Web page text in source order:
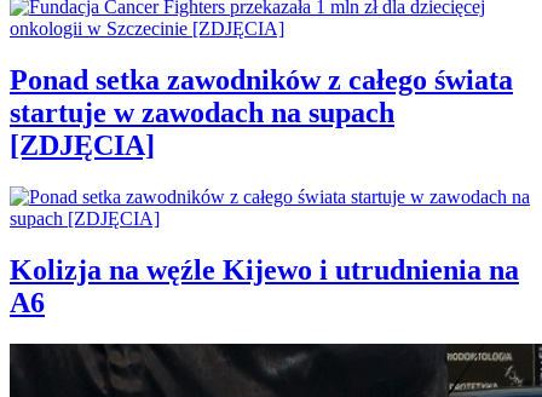
Ponad setka zawodników z całego świata
startuje w zawodach na supach
[ZDJĘCIA]
Kolizja na węźle Kijewo i utrudnienia na
A6